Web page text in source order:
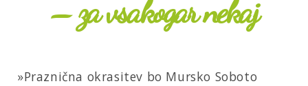
– za vsakogar nekaj
»Praznična okrasitev bo Mursko Soboto